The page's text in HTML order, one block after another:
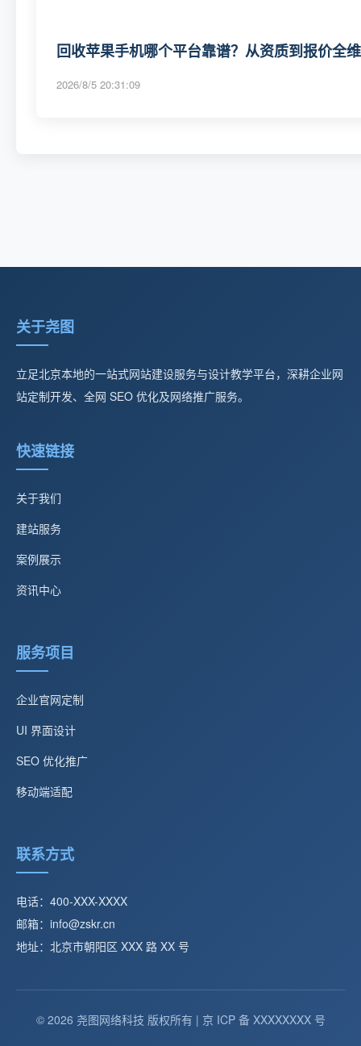
回收苹果手机哪个平台靠谱？从资质到报价全
2026/8/5 20:31:09
关于尧图
立足北京本地的一站式网站建设服务与设计教学平台，深耕企业网
站定制开发、全网 SEO 优化及网络推广服务。
快速链接
关于我们
建站服务
案例展示
资讯中心
服务项目
企业官网定制
UI 界面设计
SEO 优化推广
移动端适配
联系方式
电话：400-XXX-XXXX
邮箱：info@zskr.cn
地址：北京市朝阳区 XXX 路 XX 号
© 2026 尧图网络科技 版权所有 | 京 ICP 备 XXXXXXXX 号